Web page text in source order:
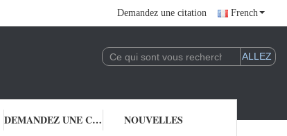
Demandez une citation French
DEMANDEZ UNE CITATION NOUVELLES